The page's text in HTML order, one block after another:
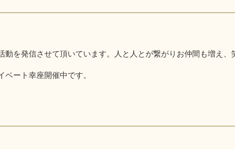
を発信させて頂いています。人と人とが繋がりお仲間も増え、
ート幸座開催中です。